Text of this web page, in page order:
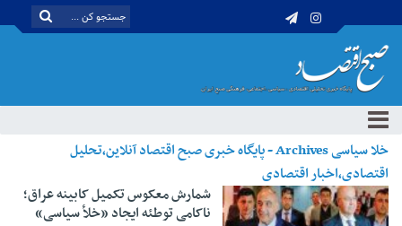
خلا سیاسی Archives - پایگاه خبری صبح اقتصاد آنلاین،تحلیل
اقتصادی،اخبار اقتصادی
شمارش معکوس تکمیل کابینه عراق؛
ناکامی توطئه ایجاد «خلأ سیاسی»